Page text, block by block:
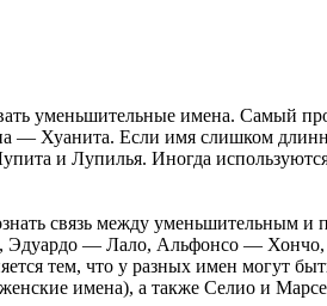
уменьшительные имена. Самый
Хуанита. Если имя слишком
и Лупилья. Иногда
связь между уменьшительным
Эдуардо — Лало, Альфонсо —
тем, что у разных имен могут
имена), а также Селио и